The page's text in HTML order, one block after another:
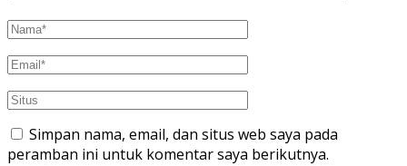
Simpan nama, email, dan situs web saya pada
peramban ini untuk komentar saya berikutnya.